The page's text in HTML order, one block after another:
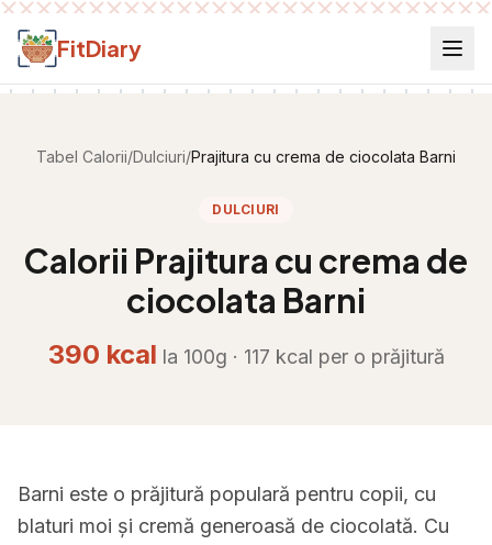
Salt la conținut
FitDiary
Tabel Calorii/Dulciuri/Prajitura cu crema de ciocolata Barni
DULCIURI
Calorii Prajitura cu crema de
ciocolata Barni
390 kcal la 100g · 117 kcal per o prăjitură
Barni este o prăjitură populară pentru copii, cu
blaturi moi și cremă generoasă de ciocolată. Cu